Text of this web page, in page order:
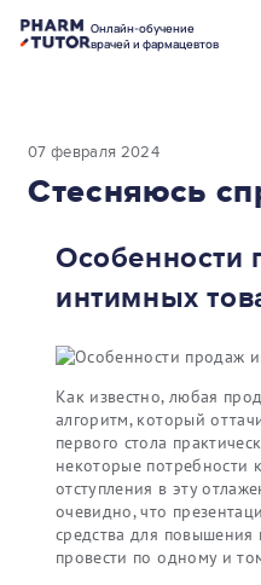
Онлайн-обучение
врачей и фармацевтов
07 февраля 2024
Стесняюсь
Особенности
интимных
Как известно, любая
алгоритм, который
первого стола
некоторые потребности
отступления в эту
очевидно, что
средства для
провести по одному и